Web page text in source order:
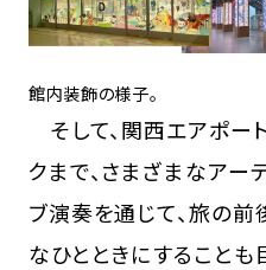
館内装飾の様子。
そして、関西エアポー
クまで、さまざまなアー
ブ演奏を通じて、旅の
なひとときにすることも